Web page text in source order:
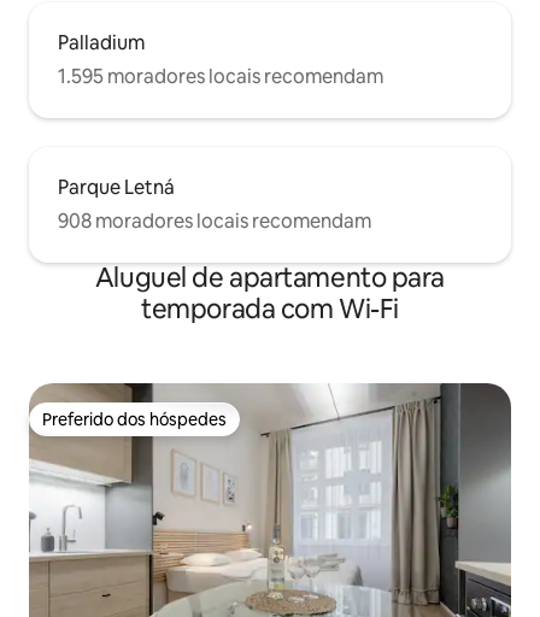
Palladium
1.595 moradores locais recomendam
Parque Letná
908 moradores locais recomendam
Aluguel de apartamento para
temporada com Wi-Fi
Preferido dos hóspedes
Preferido dos hóspedes